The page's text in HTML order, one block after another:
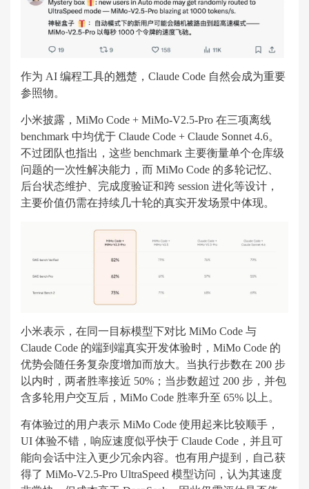
作为 AI 编程工具的翘楚，Claude Code 自然会成为重要
参照物。
小米披露，MiMo Code + MiMo-V2.5-Pro 在三项离线
benchmark 中均优于 Claude Code + Claude Sonnet 4.6。
不过团队也指出，这些 benchmark 主要衡量单个仓库级
问题的一次性解决能力，而 MiMo Code 的多轮记忆、
后台状态维护、完成度验证和跨 session 进化等设计，
主要价值仍需在持续几十轮的真实开发场景中体现。
小米表示，在同一目标模型下对比 MiMo Code 与
Claude Code 的端到端真实开发体验时，MiMo Code 的
优势会随任务复杂度增加而放大。当执行步数在 200 步
以内时，两者胜率接近 50%；当步数超过 200 步，并包
含多轮用户交互后，MiMo Code 胜率升至 65% 以上。
有体验过的用户表示 MiMo Code 使用起来比较顺手，
UI 体验不错，响应速度似乎快于 Claude Code，并且可
能向会话中注入更少冗余内容。也有用户提到，自己获
得了 MiMo-V2.5-Pro UltraSpeed 模型访问，认为其速度